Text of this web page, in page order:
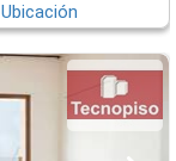
Ubicación